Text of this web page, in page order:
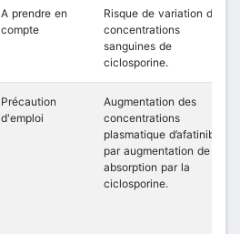
A prendre en
compte
Risque de variation des
concentrations
sanguines de
ciclosporine.
Précaution
d'emploi
Augmentation des
concentrations
plasmatique d’afatinib
par augmentation de son
absorption par la
ciclosporine.